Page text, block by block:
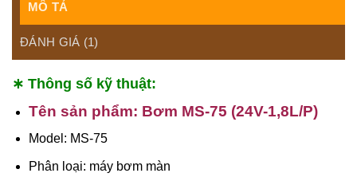
MÔ TẢ
ĐÁNH GIÁ (1)
∗ Thông số kỹ thuật:
Tên sản phẩm: Bơm MS-75 (24V-1,8L/P)
Model: MS-75
Phân loại: máy bơm màn